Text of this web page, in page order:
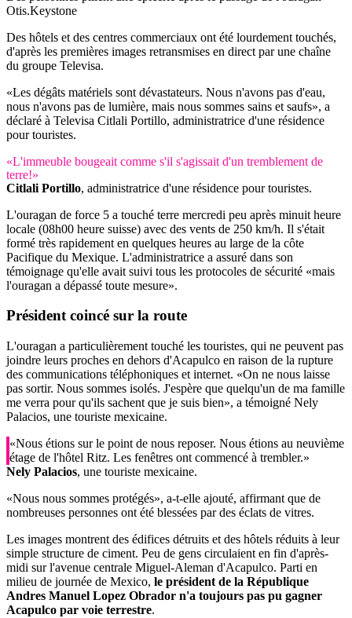
Otis.Keystone
Des hôtels et des centres commerciaux ont été lourdement touchés,
d'après les premières images retransmises en direct par une chaîne
du groupe Televisa.
«Les dégâts matériels sont dévastateurs. Nous n'avons pas d'eau,
nous n'avons pas de lumière, mais nous sommes sains et saufs», a
déclaré à Televisa Citlali Portillo, administratrice d'une résidence
pour touristes.
«L'immeuble bougeait comme s'il s'agissait d'un tremblement de
terre!»
Citlali Portillo, administratrice d'une résidence pour touristes.
L'ouragan de force 5 a touché terre mercredi peu après minuit heure
locale (08h00 heure suisse) avec des vents de 250 km/h. Il s'était
formé très rapidement en quelques heures au large de la côte
Pacifique du Mexique. L'administratrice a assuré dans son
témoignage qu'elle avait suivi tous les protocoles de sécurité «mais
l'ouragan a dépassé toute mesure».
Présidentcoincé sur la route
L'ouragan a particulièrement touché les touristes, qui ne peuvent pas
joindre leurs proches en dehors d'Acapulco en raison de la rupture
des communications téléphoniques et internet. «On ne nous laisse
pas sortir. Nous sommes isolés. J'espère que quelqu'un de ma famille
me verra pour qu'ils sachent que je suis bien», a témoigné Nely
Palacios, une touriste mexicaine.
«Nous étions sur le point de nous reposer. Nous étions au neuvième
étage de l'hôtel Ritz. Les fenêtres ont commencé à trembler.»
Nely Palacios, une touriste mexicaine.
«Nous nous sommes protégés», a-t-elle ajouté, affirmant que de
nombreuses personnes ont été blessées par des éclats de vitres.
Les images montrent des édifices détruits et des hôtels réduits à leur
simple structure de ciment. Peu de gens circulaient en fin d'après-
midi sur l'avenue centrale Miguel-Aleman d'Acapulco. Parti en
milieu de journée de Mexico, le président de la République
Andres Manuel Lopez Obrador n'a toujours pas pu gagner
Acapulco par voie terrestre.